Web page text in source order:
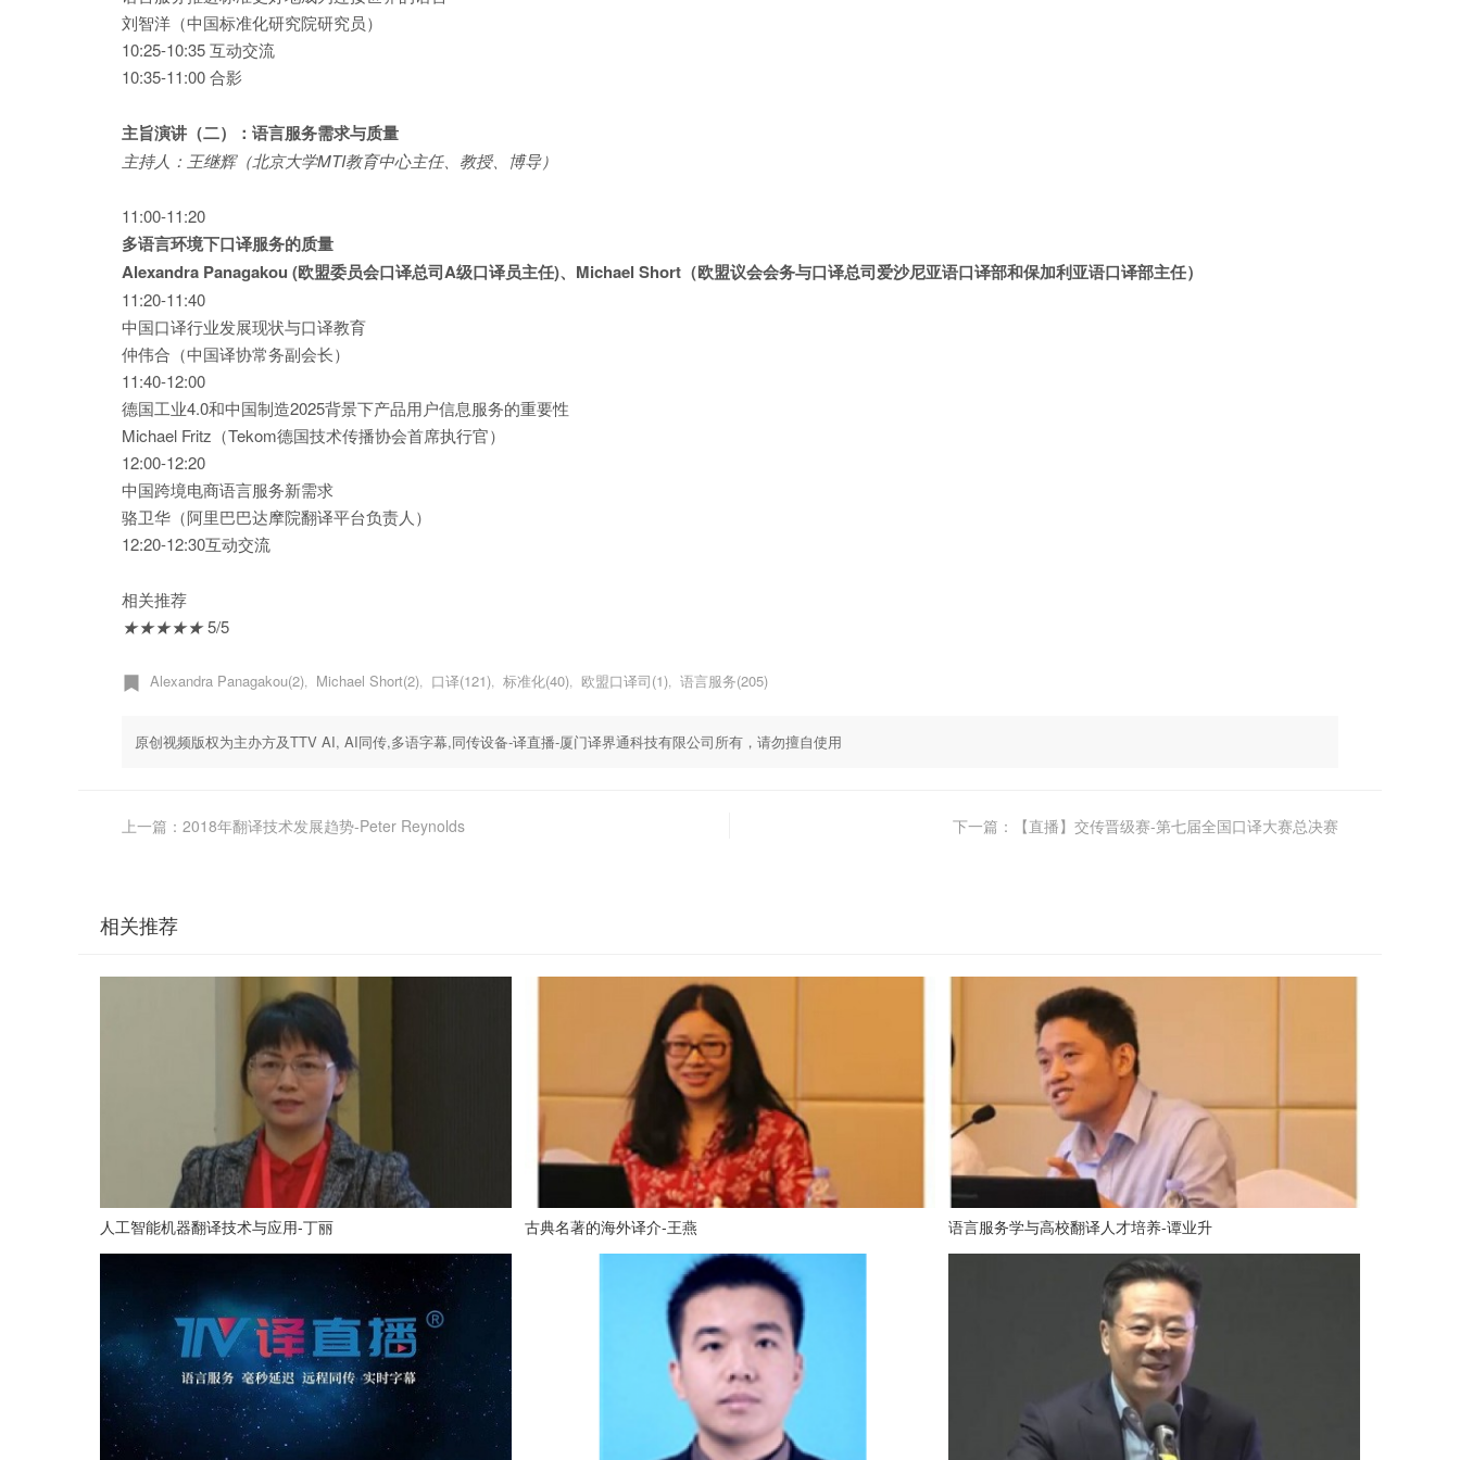
刘智洋（中国标准化研究院研究员）
10:25-10:35 互动交流
10:35-11:00 合影
主旨演讲（二）：语言服务需求与质量
主持人：王继辉（北京大学MTI教育中心主任、教授、博导）
11:00-11:20
多语言环境下口译服务的质量
Alexandra Panagakou (欧盟委员会口译总司A级口译员主任)、Michael Short（欧盟议会会务与口译总司爱沙尼亚语口译部和保加利亚语口译部主任）
11:20-11:40
中国口译行业发展现状与口译教育
仲伟合（中国译协常务副会长）
11:40-12:00
德国工业4.0和中国制造2025背景下产品用户信息服务的重要性
Michael Fritz（Tekom德国技术传播协会首席执行官）
12:00-12:20
中国跨境电商语言服务新需求
骆卫华（阿里巴巴达摩院翻译平台负责人）
12:20-12:30互动交流
相关推荐
★★★★★5/5
Alexandra Panagakou(2) Michael Short(2) 口译(121) 标准化(40) 欧盟口译司(1) 语言服务(205)
原创视频版权为主办方及TTV AI, AI同传,多语字幕,同传设备-译直播-厦门译界通科技有限公司所有，请勿擅自使用
上一篇：2018年翻译技术发展趋势-Peter Reynolds 下一篇：【直播】交传晋级赛-第七届全国口译大赛总决赛
相关推荐
人工智能机器翻译技术与应用-丁丽 古典名著的海外译介-王燕 语言服务学与高校翻译人才培养-谭业升